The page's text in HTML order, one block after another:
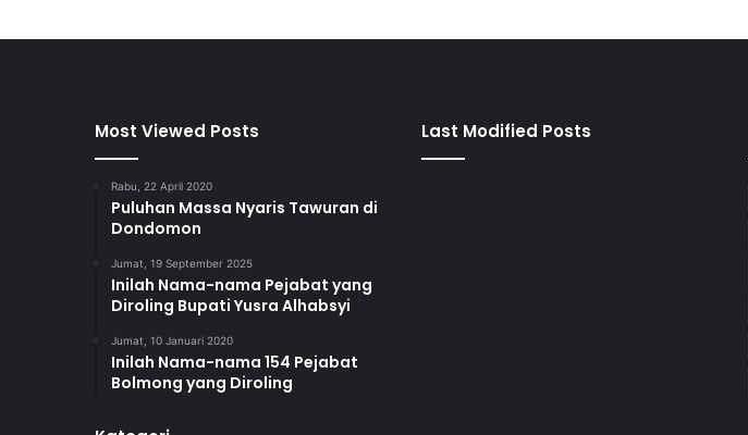
Most Viewed Posts
Rabu, 22 April 2020
Puluhan Massa Nyaris Tawuran di
Dondomon
Jumat, 19 September 2025
Inilah Nama-nama Pejabat yang
Diroling Bupati Yusra Alhabsyi
Jumat, 10 Januari 2020
Inilah Nama-nama 154 Pejabat
Bolmong yang Diroling
Last Modified Posts